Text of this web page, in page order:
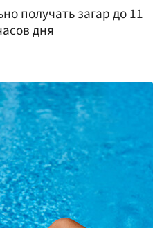
получать загар до 11
дня